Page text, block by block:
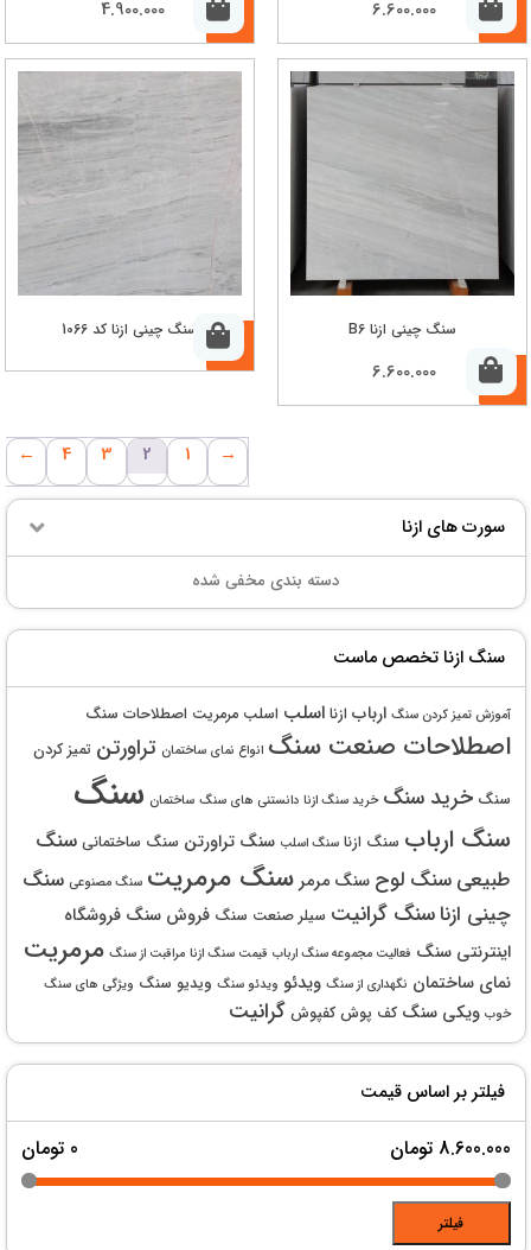
6.600.000
4.900.000
سنگ چینی ازنا B6
6.600.000
سنگ چینی ازنا کد 1066
→
1
2
3
4
←
سورت های ازنا
سنگ ازنا تخصص ماست
آموزش تمیز کردن سنگ ارباب ازنا اسلب اسلب مرمریت اصطلاحات سنگ
اصطلاحات صنعت سنگ انواع نمای ساختمان تراورتن تمیز کردن
سنگ خرید سنگ خرید سنگ ازنا دانستنی های سنگ ساختمان سنگ
سنگ ارباب سنگ ازنا سنگ اسلب سنگ تراورتن سنگ ساختمانی سنگ
طبیعی سنگ لوح سنگ مرمر سنگ مرمریت سنگ مصنوعی سنگ
چینی ازنا سنگ گرانیت سیلر صنعت سنگ فروش سنگ فروشگاه
اینترنتی سنگ فعالیت مجموعه سنگ ارباب قیمت سنگ ازنا مراقبت از سنگ مرمریت
نمای ساختمان نگهداری از سنگ ویدئو ویدئو سنگ ویدیو سنگ ویژگی های سنگ
خوب ویکی سنگ کف پوش کفپوش گرانیت
فیلتر بر اساس قیمت
0 تومان 8.600.000 تومان
فیلتر